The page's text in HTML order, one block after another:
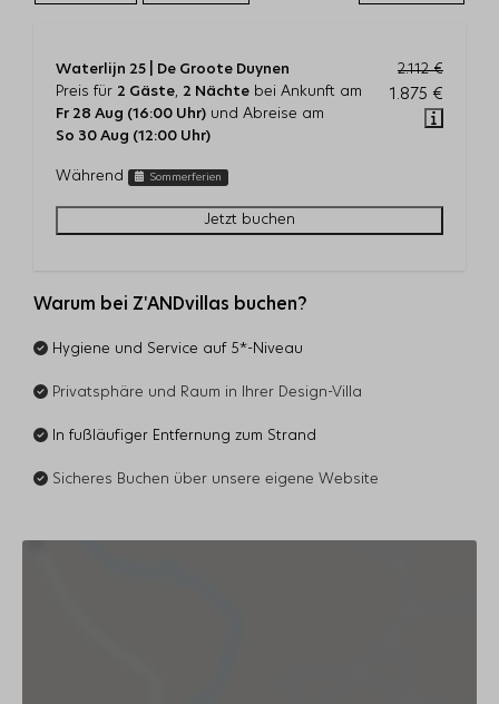
2.112 €
1.875 €
Waterlijn 25 | De Groote Duynen
Preis für 2 Gäste, 2 Nächte bei Ankunft am
Fr 28 Aug (16:00 Uhr) und Abreise am
So 30 Aug (12:00 Uhr)
Während Sommerferien
Jetzt buchen
Warum bei Z'ANDvillas buchen?
Hygiene und Service auf 5*-Niveau
Privatsphäre und Raum in Ihrer Design-Villa
In fußläufiger Entfernung zum Strand
Sicheres Buchen über unsere eigene Website